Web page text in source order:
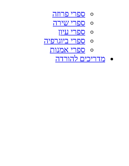
ספרי פרוזה
ספרי שירה
ספרי עיון
ספרי ביוגרפיה
ספרי אמנות
מדריכים להורדה